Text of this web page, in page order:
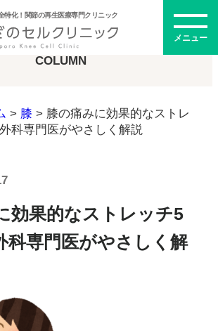
特化！関節の再生医療専門クリニック
メニュー
ての方へ
ュー・料金
ざの再生医療とは
細胞治療
細胞培養上清液
医療とは
ター紹介
コラム
COLUMN
> 膝 > 膝の痛みに効果的なストレ
科専門医がやさしく解説
効果的なストレッチ5
科専門医がやさしく解